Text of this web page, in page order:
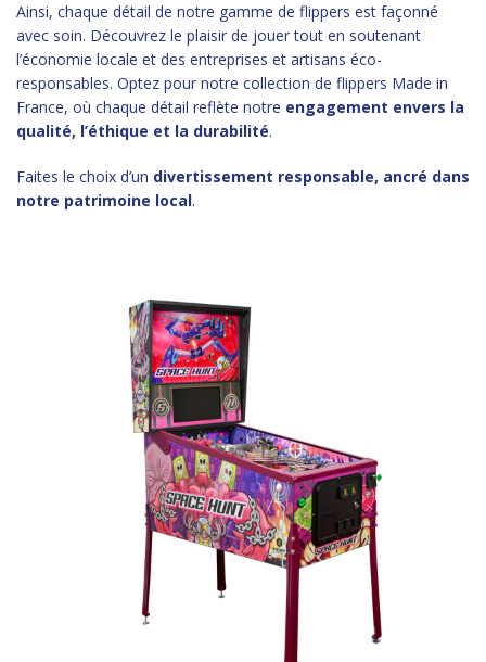
Ainsi, chaque détail de notre gamme de flippers est façonné
avec soin. Découvrez le plaisir de jouer tout en soutenant
l’économie locale et des entreprises et artisans éco-
responsables. Optez pour notre collection de flippers Made in
France, où chaque détail reflète notre engagement envers la
qualité, l’éthique et la durabilité.
Faites le choix d’un divertissement responsable, ancré dans
notre patrimoine local.